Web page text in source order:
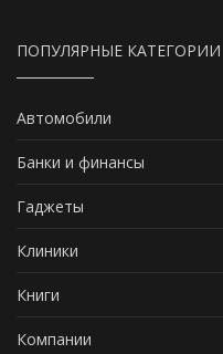
ПОПУЛЯРНЫЕ КАТЕГОРИИ
Автомобили
Банки и финансы
Гаджеты
Клиники
Книги
Компании